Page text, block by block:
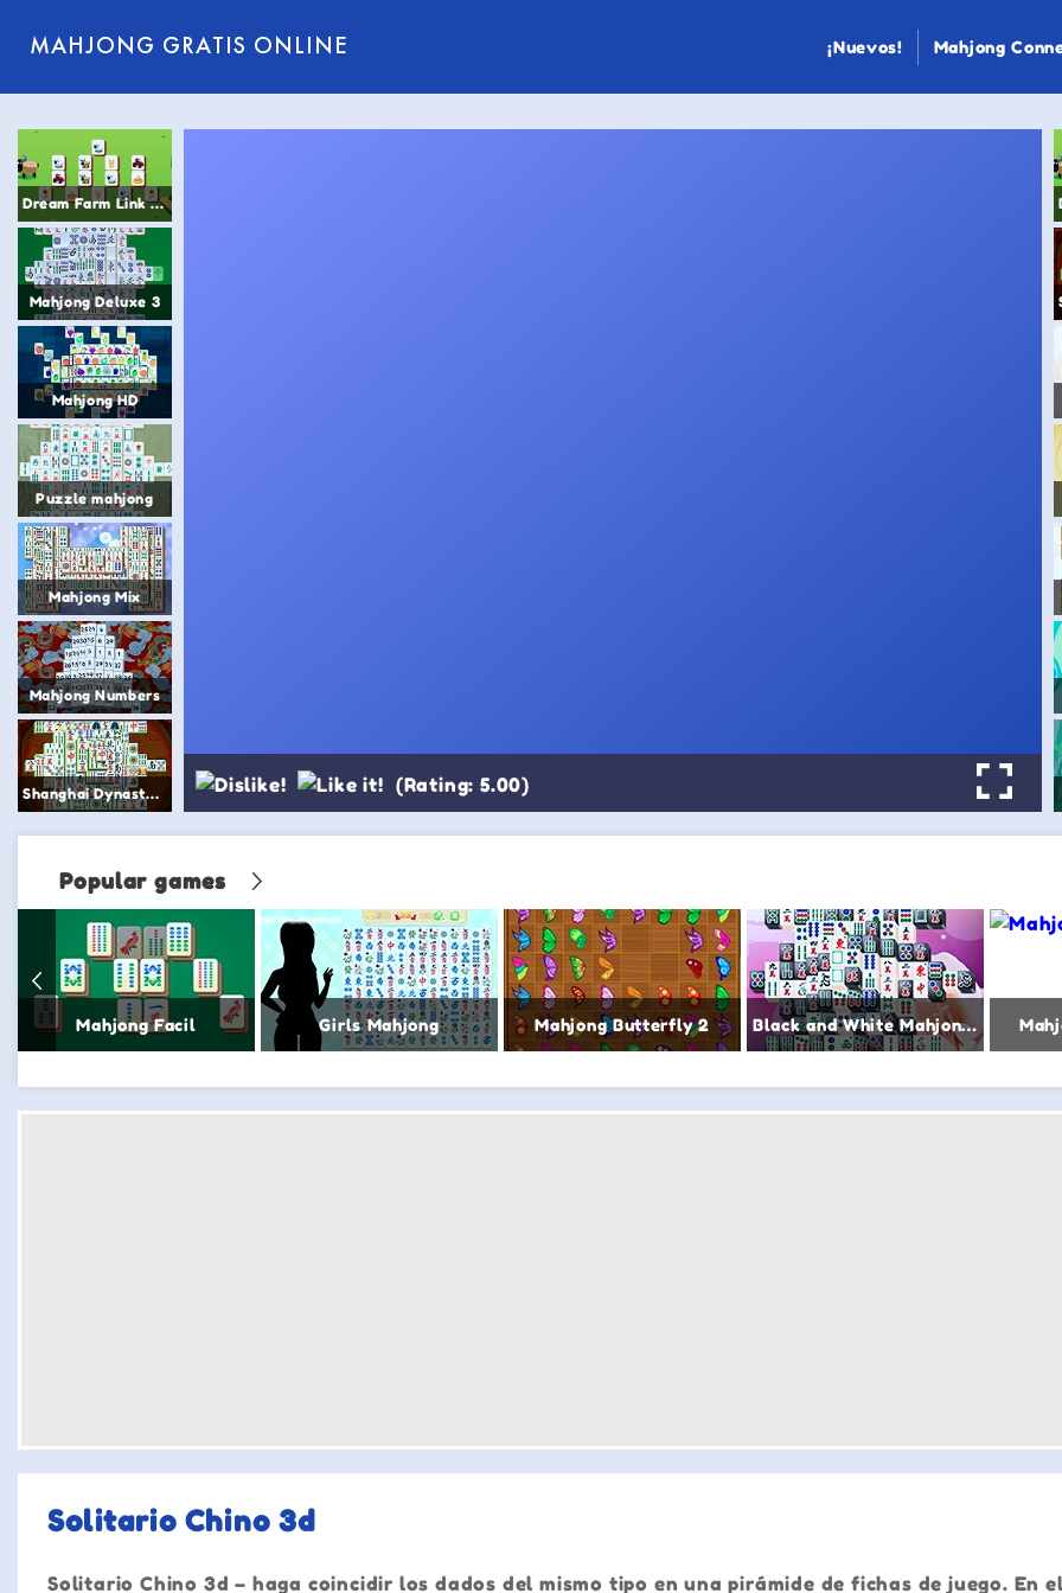
MAHJONG GRATIS ONLINE ¡Nuevos! Mahjong
Dream Farm Link Mahjong
Mahjong Deluxe 3
Mahjong HD
Puzzle mahjong
Mahjong Mix
Mahjong Numbers
Shanghai Dynasty Mahjong (Rating: 5.00)
Popular games
Mahjong Facil Girls Mahjong Mahjong Butterfly 2 Black and White Mahjong 2
Solitario Chino 3d
Solitario Chino 3d – haga coincidir los dados del mismo tipo en una pirámide de fichas de juego. En